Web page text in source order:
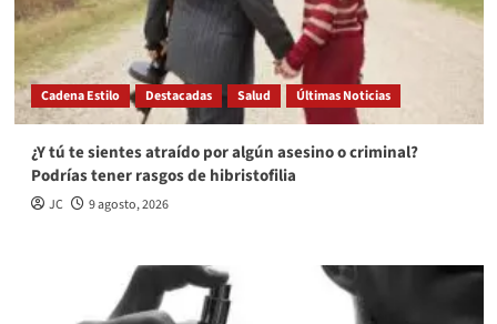
Cadena Estilo Destacadas Salud Últimas Noticias
¿Y tú te sientes atraído por algún asesino o criminal?
Podrías tener rasgos de hibristofilia
JC 9 agosto, 2026